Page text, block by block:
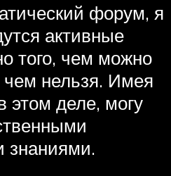
форум, я
активные
того, чем можно
чем нельзя. Имея
этом деле, могу
знаниями.